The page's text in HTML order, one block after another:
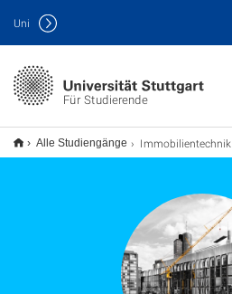
Für Studierende
Uni
Alle Studiengänge Immobilientechnik und Immobilienwirtschaft B.Sc.